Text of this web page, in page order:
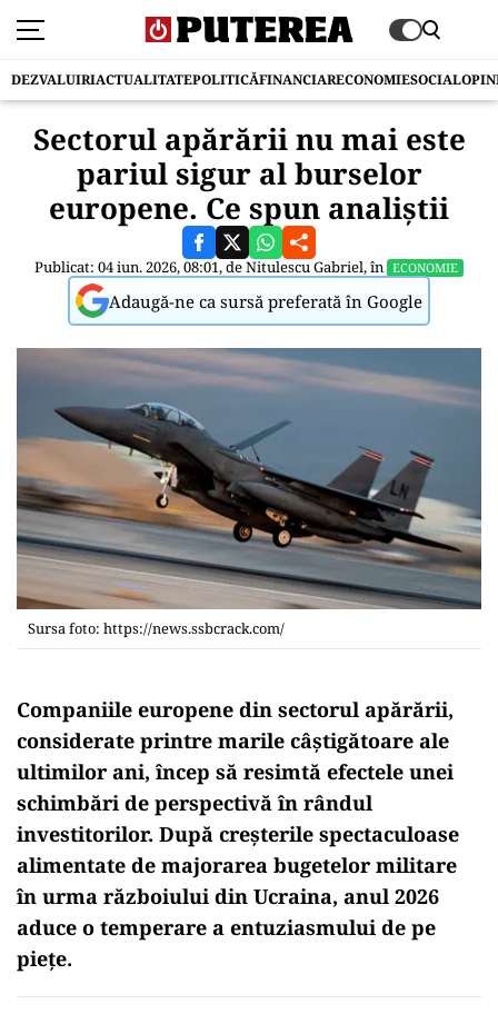
DEZVALUIRIACTUALITATEPOLITICĂFINANCIARECONOMIESOCIAL
Sectorul apărării nu mai este
pariul sigur al burselor
europene. Ce spun analiștii
Publicat: 04 iun. 2026, 08:01, deNitulescu Gabriel, în ECONOMIE
Adaugă-ne ca sursă preferată în Google
Sursa foto: https://news.ssbcrack.com/
Companiile europene din sectorul apărării,
considerate printre marile câștigătoare ale
ultimilor ani, încep să resimtă efectele unei
schimbări de perspectivă în rândul
investitorilor. După creșterile spectaculoase
alimentate de majorarea bugetelor militare
în urma războiului din Ucraina, anul 2026
aduce o temperare a entuziasmului de pe
piețe.